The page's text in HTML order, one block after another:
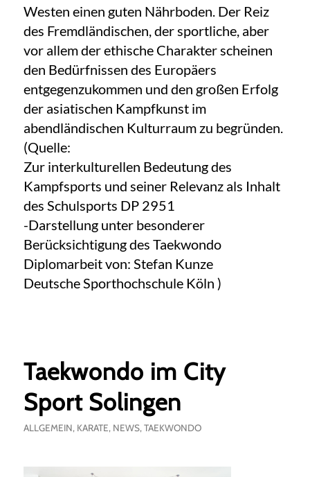
Westen einen guten Nährboden. Der Reiz
des Fremdländischen, der sportliche, aber
vor allem der ethische Charakter scheinen
den Bedürfnissen des Europäers
entgegenzukommen und den großen Erfolg
der asiatischen Kampfkunst im
abendländischen Kulturraum zu begründen.
(Quelle:
Zur interkulturellen Bedeutung des
Kampfsports und seiner Relevanz als Inhalt
des Schulsports DP 2951
-Darstellung unter besonderer
Berücksichtigung des Taekwondo
Diplomarbeit von: Stefan Kunze
Deutsche Sporthochschule Köln )
Taekwondo im City
Sport Solingen
ALLGEMEIN, KARATE, NEWS, TAEKWONDO